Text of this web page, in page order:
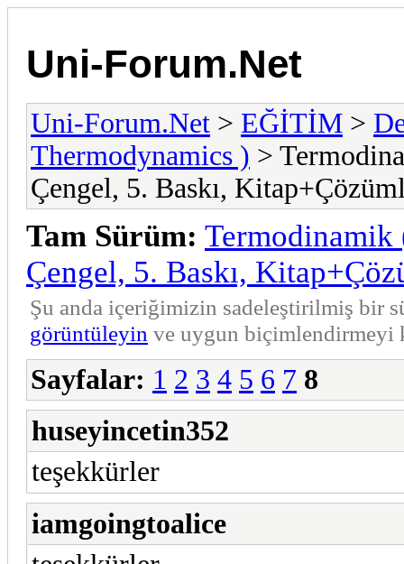
Uni-Forum.Net
Uni-Forum.Net > EĞİTİM >
Thermodynamics ) >
Çengel, 5. Baskı,
Tam Sürüm: Termodinamik
Çengel, 5. Baskı,
Şu anda içeriğimizin sadeleştirilmiş bir
görüntüleyin ve uygun biçimlendirmeyi
Sayfalar: 1 2 3 4 5 6 7 8
huseyincetin352
teşekkürler
iamgoingtoalice